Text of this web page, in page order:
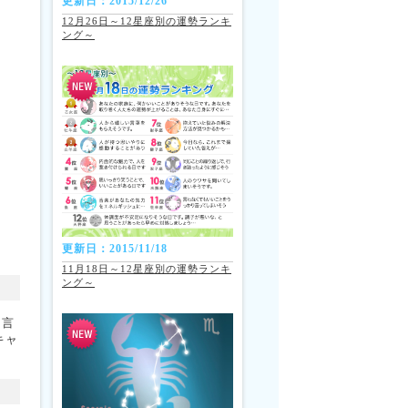
ャ
12月26日～12星座別の運勢ランキ
ング～
更新日：2015/11/18
11月18日～12星座別の運勢ランキ
ング～